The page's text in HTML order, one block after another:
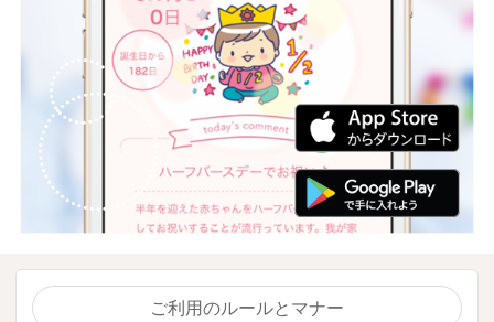
ご利用のルールとマナー